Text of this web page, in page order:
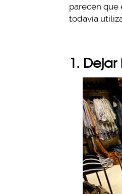
parecen que
todavía
1.